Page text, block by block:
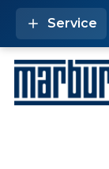
Service